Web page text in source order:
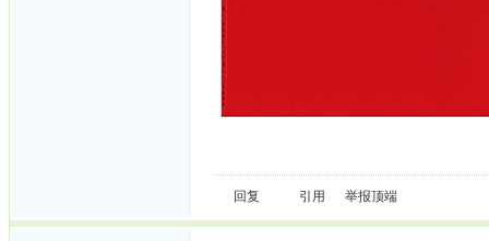
回复 引用 举报顶端